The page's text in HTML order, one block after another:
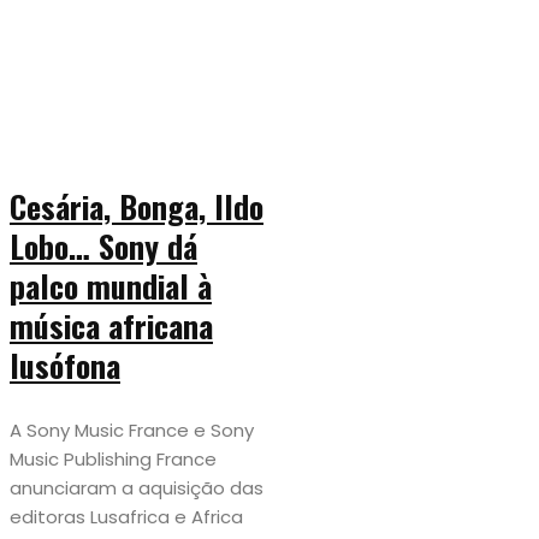
Cesária, Bonga, Ildo
Lobo… Sony dá
palco mundial à
música africana
lusófona
A Sony Music France e Sony
Music Publishing France
anunciaram a aquisição das
editoras Lusafrica e Africa